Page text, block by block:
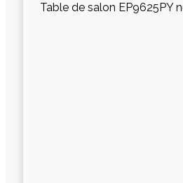
Table de salon EP9625PY